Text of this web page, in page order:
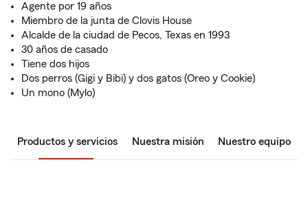
Agente por 19 años
Miembro de la junta de Clovis House
Alcalde de la ciudad de Pecos, Texas en 1993
30 años de casado
Tiene dos hijos
Dos perros (Gigi y Bibi) y dos gatos (Oreo y Cookie)
Un mono (Mylo)
Productos y servicios Nuestra misión Nuestro equipo